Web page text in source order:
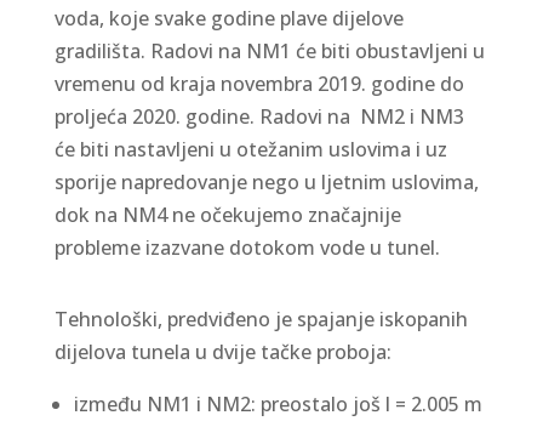
voda, koje svake godine plave dijelove
gradilišta. Radovi na NM1 će biti obustavljeni u
vremenu od kraja novembra 2019. godine do
proljeća 2020. godine. Radovi na NM2 i NM3
će biti nastavljeni u otežanim uslovima i uz
sporije napredovanje nego u ljetnim uslovima,
dok na NM4 ne očekujemo značajnije
probleme izazvane dotokom vode u tunel.
Tehnološki, predviđeno je spajanje iskopanih
dijelova tunela u dvije tačke proboja:
između NM1 i NM2: preostalo još l = 2.005 m